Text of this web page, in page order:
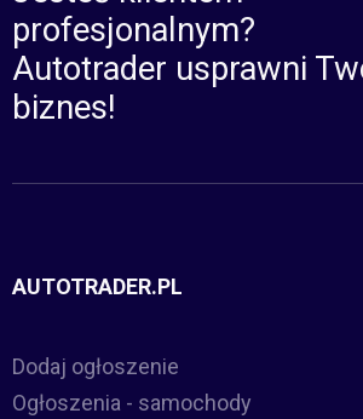
profesjonalnym?
Autotrader usprawni
biznes!
AUTOTRADER.PL
Dodaj ogłoszenie
Ogłoszenia - samochody